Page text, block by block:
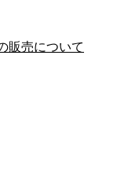
販売について